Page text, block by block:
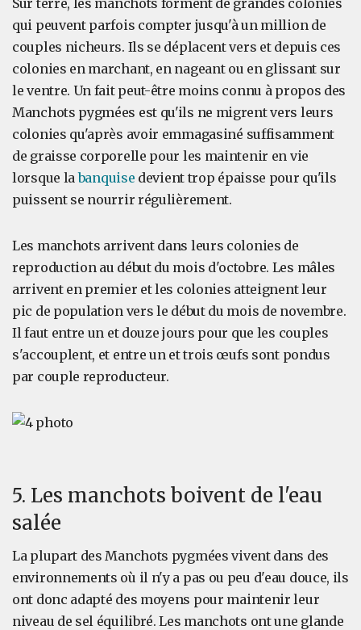
Sur terre, les manchots forment de grandes colonies
qui peuvent parfois compter jusqu'à un million de
couples nicheurs. Ils se déplacent vers et depuis ces
colonies en marchant, en nageant ou en glissant sur
le ventre. Un fait peut-être moins connu à propos des
Manchots pygmées est qu'ils ne migrent vers leurs
colonies qu'après avoir emmagasiné suffisamment
de graisse corporelle pour les maintenir en vie
lorsque labanquise devient trop épaisse pour qu'ils
puissent se nourrir régulièrement.
Les manchots arrivent dans leurs colonies de
reproduction au début du mois d'octobre. Les mâles
arrivent en premier et les colonies atteignent leur
pic de population vers le début du mois de novembre.
Il faut entre un et douze jours pour que les couples
s'accouplent, et entre un et trois œufs sont pondus
par couple reproducteur.
5. Les manchots boivent de l'eau
salée
La plupart des Manchots pygmées vivent dans des
environnements où il n'y a pas ou peu d'eau douce, ils
ont donc adapté des moyens pour maintenir leur
niveau de sel équilibré. Les manchots ont une glande